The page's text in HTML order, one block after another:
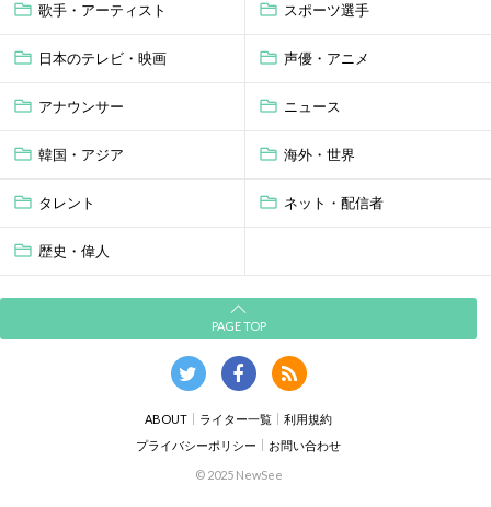
歌手・アーティスト スポーツ選手
日本のテレビ・映画 声優・アニメ
アナウンサー ニュース
韓国・アジア 海外・世界
タレント ネット・配信者
歴史・偉人
PAGE TOP
ABOUT ライター一覧
利用規約
プライバシーポリシー
お問い合わせ
© 2025 NewSee